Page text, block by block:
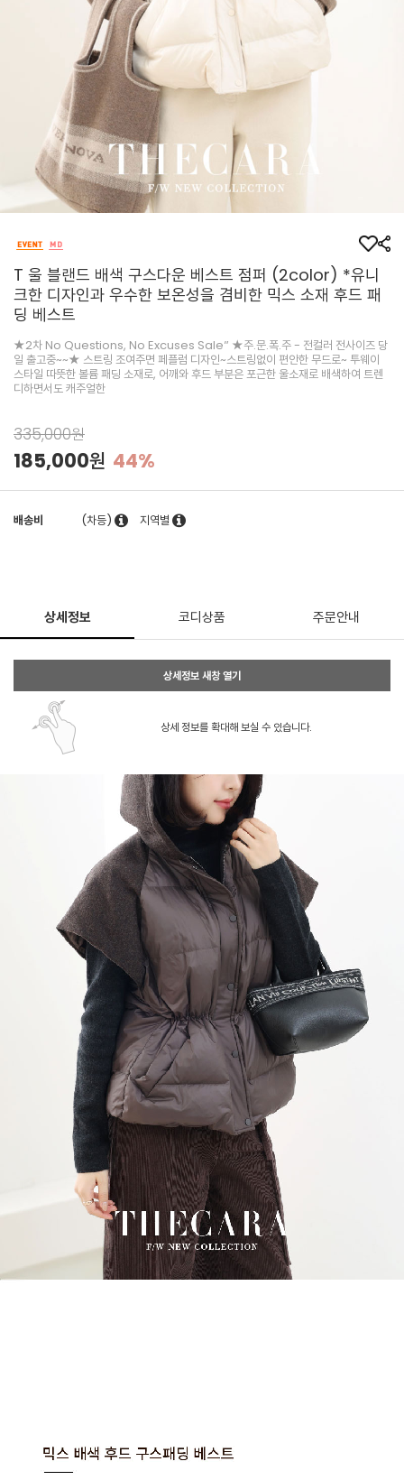
T 울 블랜드 배색 구스다운 베스트 점퍼 (2color) *유니
크한 디자인과 우수한 보온성을 겸비한 믹스 소재 후드 패
딩 베스트
★2차 No Questions, No Excuses Sale” ★주.문.폭.주 - 전컬러 전사이즈 당
일 출고중~~★ 스트링 조여주면 페플럼 디자인~스트링없이 편안한 무드로~ 투웨이
스타일 따뜻한 볼륨 패딩 소재로, 어깨와 후드 부분은 포근한 울소재로 배색하여 트렌
디하면서도 캐주얼한
335,000원
185,000원 44%
배송비 (차등) 지역별
상세정보 코디상품 주문안내
상세정보 새창 열기
상세 정보를 확대해 보실 수 있습니다.